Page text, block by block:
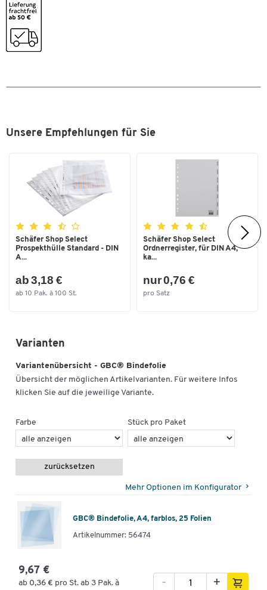
Unsere Empfehlungen für Sie
Schäfer Shop Select
Prospekthülle Standard - DIN
A...
ab 3,18 €
ab 10 Pak. à 100 St.
Schäfer Shop Select
Ordnerregister, für DIN A4,
ka...
nur 0,76 €
pro Satz
Varianten
Variantenübersicht - GBC® Bindefolie
Übersicht der möglichen Artikelvarianten. Für weitere Infos
klicken Sie auf die jeweilige Variante.
Farbe Stück pro Paket
zurücksetzen
Mehr Optionen im Konfigurator
GBC® Bindefolie, A4, farblos, 25 Folien
Artikelnummer: 56474
9,67 €
ab 0,36 € pro St. ab 3 Pak. à
+
-